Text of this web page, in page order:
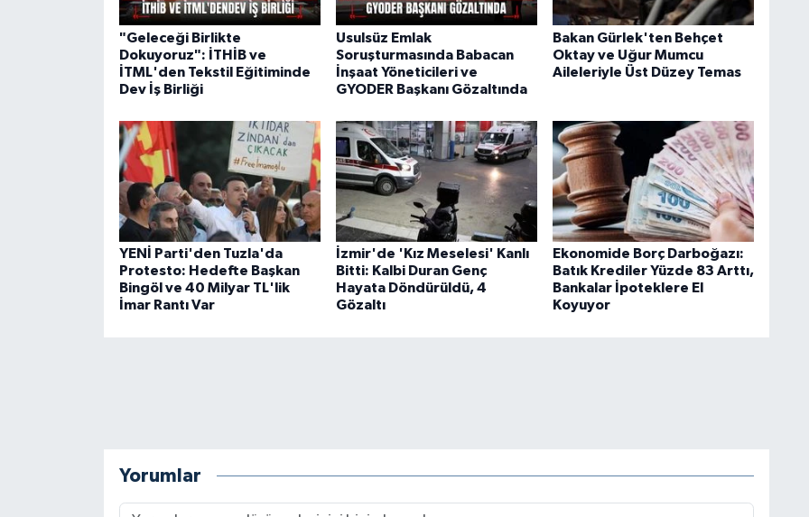
"Geleceği Birlikte
Dokuyoruz": İTHİB ve
İTML'den Tekstil Eğitiminde
Dev İş Birliği
Usulsüz Emlak
Soruşturmasında Babacan
İnşaat Yöneticileri ve
GYODER Başkanı Gözaltında
Bakan Gürlek'ten Behçet
Oktay ve Uğur Mumcu
Aileleriyle Üst Düzey Temas
YENİ Parti'den Tuzla'da
Protesto: Hedefte Başkan
Bingöl ve 40 Milyar TL'lik
İmar Rantı Var
İzmir'de 'Kız Meselesi' Kanlı
Bitti: Kalbi Duran Genç
Hayata Döndürüldü, 4
Gözaltı
Ekonomide Borç Darboğazı:
Batık Krediler Yüzde 83 Arttı,
Bankalar İpoteklere El
Koyuyor
Yorumlar